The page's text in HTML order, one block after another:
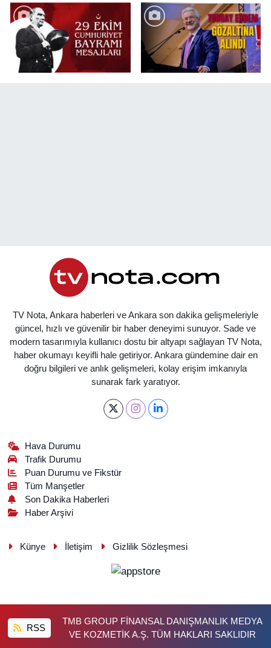
TV Nota, Ankara haberleri ve Ankara son dakika gelişmeleriyle
güncel, hızlı ve güvenilir bir haber deneyimi sunuyor. Sade ve
modern tasarımıyla kullanıcı dostu bir altyapı sağlayan TV Nota,
haber okumayı keyifli hale getiriyor. Ankara gündemine dair en
doğru bilgileri ve anlık gelişmeleri, kolay erişim imkanıyla
sunarak fark yaratıyor.
Hava Durumu
Trafik Durumu
Puan Durumu ve Fikstür
Tüm Manşetler
Son Dakika Haberleri
Haber Arşivi
Künye İletişim Gizlilik Sözleşmesi
RSS
TMB GROUP FİNANSAL DANIŞMANLIK MEDYA
VE KOZMETİK A.Ş. TÜM HAKLARI SAKLIDIR